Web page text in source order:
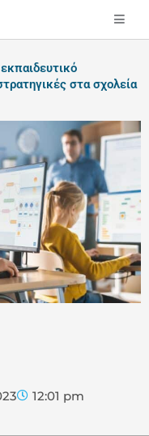
στα σχολεία
12:01 pm